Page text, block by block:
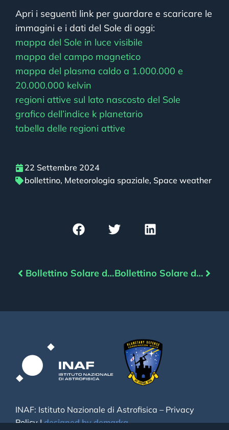
Apri i seguenti link per guardare e scaricare le
immagini e i dati del Sole di oggi:
mappa del Sole in luce visibile
mappa del campo magnetico
mappa del plasma caldo a 1.000.000 e
20.000.000 kelvin
regioni attive sul lato nascosto del Sole
grafico dell’indice k planetario
tabella delle regioni attive
22 Settembre 2024
bollettino, Meteorologia spaziale, Space weather
Bollettino Solare del 20/09/2024 Bollettino Solare del 23/09/2024
INAF: Istituto Nazionale di Astrofisica – Privacy
Policy|designed by demarka